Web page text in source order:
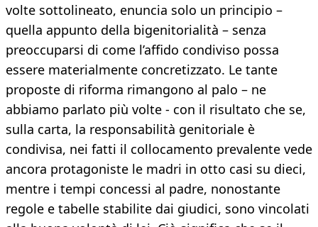
volte sottolineato, enuncia solo un principio –
quella appunto della bigenitorialità – senza
preoccuparsi di come l’affido condiviso possa
essere materialmente concretizzato. Le tante
proposte di riforma rimangono al palo – ne
abbiamo parlato più volte - con il risultato che se,
sulla carta, la responsabilità genitoriale è
condivisa, nei fatti il collocamento prevalente vede
ancora protagoniste le madri in otto casi su dieci,
mentre i tempi concessi al padre, nonostante
regole e tabelle stabilite dai giudici, sono vincolati